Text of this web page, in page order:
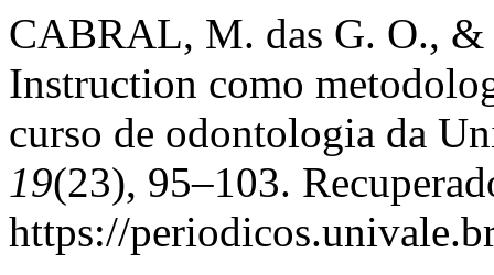
CABRAL, M. das G. O.,
Instruction como
curso de odontologia da
19(23), 95–103.
https://